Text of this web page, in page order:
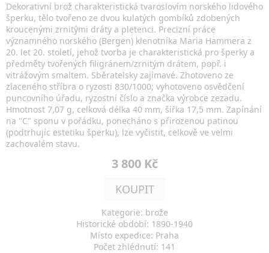
Dekorativní brož charakteristická tvaroslovím norského lidového
šperku, tělo tvořeno ze dvou kulatých gombíků zdobených
kroucenými zrnitými dráty a pletenci. Precizní práce
významného norského (Bergen) klenotníka Maria Hammera z
20. let 20. století, jehož tvorba je charakteristická pro šperky a
předměty tvořených filigránem/zrnitým drátem, popř. i
vitrážovým smaltem. Sběratelsky zajímavé. Zhotoveno ze
zlaceného stříbra o ryzosti 830/1000; vyhotoveno osvědčení
puncovního úřadu, ryzostní číslo a značka výrobce zezadu.
Hmotnost 7,07 g, celková délka 40 mm, šířka 17,5 mm. Zapínání
na "C" sponu v pořádku, ponecháno s přirozenou patinou
(podtrhujíc estetiku šperku), lze vyčistit, celkově ve velmi
zachovalém stavu.
3 800 Kč
KOUPIT
Kategorie: brože
Historické období: 1890-1940
Místo expedice: Praha
Počet zhlédnutí: 141